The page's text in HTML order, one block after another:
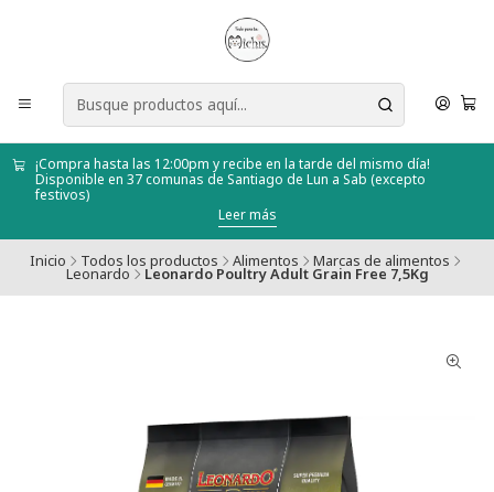
¡Compra hasta las 12:00pm y recibe en la tarde del mismo día!
Disponible en 37 comunas de Santiago de Lun a Sab (excepto
festivos)
Leer más
Inicio Todos los productos Alimentos Marcas de alimentos
Leonardo Leonardo Poultry Adult Grain Free 7,5Kg